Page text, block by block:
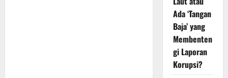
Ada ‘Tangan
Baja’ yang
Membenten
gi Laporan
Korupsi?